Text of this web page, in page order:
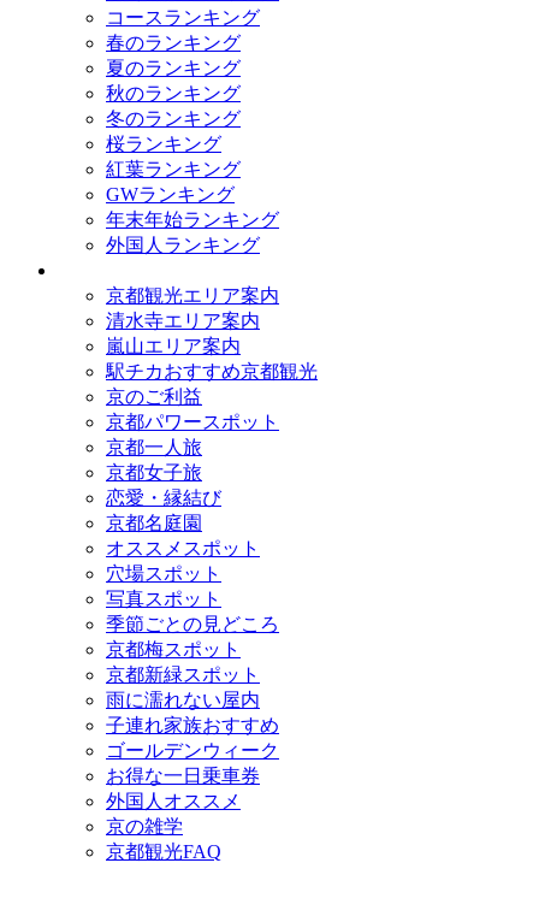
コースランキング
春のランキング
夏のランキング
秋のランキング
冬のランキング
桜ランキング
紅葉ランキング
GWランキング
年末年始ランキング
外国人ランキング
京都観光エリア案内
清水寺エリア案内
嵐山エリア案内
駅チカおすすめ京都観光
京のご利益
京都パワースポット
京都一人旅
京都女子旅
恋愛・縁結び
京都名庭園
オススメスポット
穴場スポット
写真スポット
季節ごとの見どころ
京都梅スポット
京都新緑スポット
雨に濡れない屋内
子連れ家族おすすめ
ゴールデンウィーク
お得な一日乗車券
外国人オススメ
京の雑学
京都観光FAQ